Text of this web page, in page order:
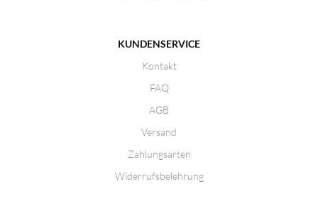
KUNDENSERVICE
Kontakt
FAQ
AGB
Versand
Zahlungsarten
Widerrufsbelehrung